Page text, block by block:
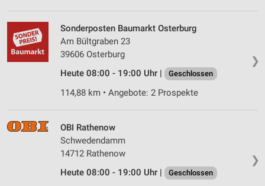
❯
Sonderposten Baumarkt Osterburg
Am Bültgraben 23
39606 Osterburg
Heute 08:00 - 19:00 Uhr |
Geschlossen
114,88 km • Angebote: 2 Prospekte
❯
OBI Rathenow
Schwedendamm
14712 Rathenow
Heute 08:00 - 19:00 Uhr |
Geschlossen